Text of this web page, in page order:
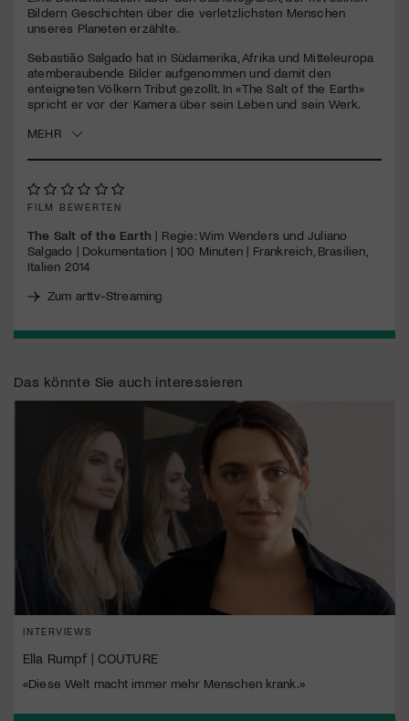
seconds
Bildern Geschichten über die verletzlichsten Menschen
unseres Planeten erzählte.
Sebastião Salgado hat in Südamerika, Afrika und Mitteleuropa
atemberaubende Bilder aufgenommen und damit den
enteigneten Völkern Tribut gezollt. In «The Salt of the Earth»
spricht er vor der Kamera über sein Leben und sein Werk.
MEHR
FILM BEWERTEN
The Salt of the Earth | Regie: Wim Wenders und Juliano
Salgado | Dokumentation | 100 Minuten | Frankreich, Brasilien,
Italien 2014
Zum arttv-Streaming
Das könnte Sie auch interessieren
INTERVIEWS
Ella Rumpf | COUTURE
«Diese Welt macht immer mehr Menschen krank.»